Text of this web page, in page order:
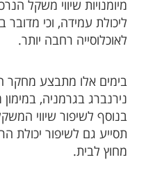
מיומנויות שיווי משקל
ליכולת עמידה, וכי
לאוכלוסייה רחבה יותר.
בימים אלו מתבצע מחקר
בנוסף לשיפור שיווי
תסייע גם לשיפור יכולת
מחוץ לבית.